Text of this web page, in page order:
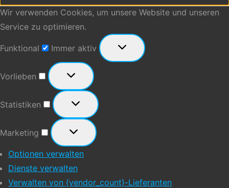
Wir verwenden Cookies, um unsere Website und unseren
Service zu optimieren.
Funktional Immer aktiv
Vorlieben
Vorlieben
Statistiken
Statistiken
Marketing
Marketing
Optionen verwalten
Dienste verwalten
Verwalten von {vendor_count}-Lieferanten